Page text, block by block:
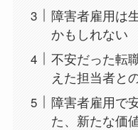
障害者雇用は
かもしれない
不安だった転
えた担当者と
障害者雇用で
た、新たな価